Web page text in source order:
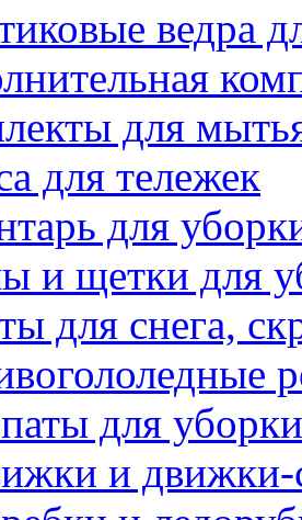
ведра
для
для тележек
для
и щетки для
для снега,
для
и движки-